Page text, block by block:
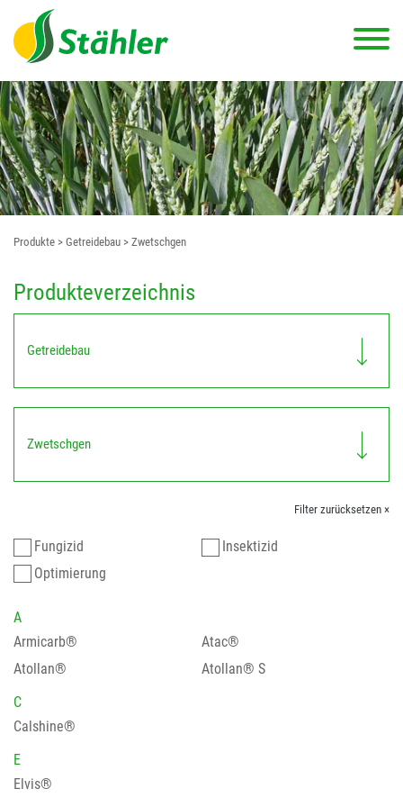
Produkte > Getreidebau > Zwetschgen
Produkteverzeichnis
Getreidebau
Zwetschgen
Filter zurücksetzen ×
Fungizid
Insektizid
Optimierung
A
Armicarb®
Atac®
Atollan®
Atollan® S
C
Calshine®
E
Elvis®